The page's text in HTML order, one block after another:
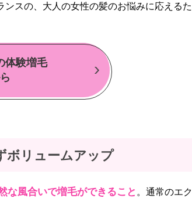
スの、大人の女性の髪のお悩みに応えるた
体験増毛
ボリュームアップ
な風合いで増毛ができること 。通常のエク